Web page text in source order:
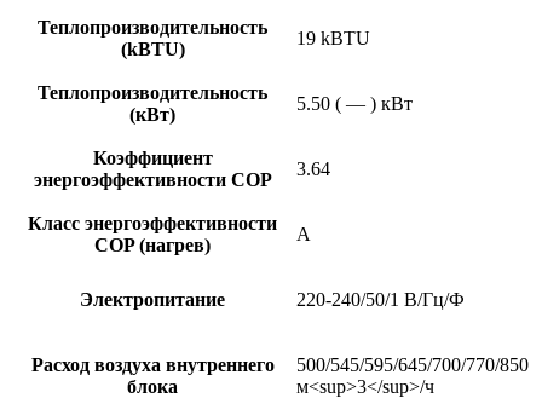
Теплопроизводительность
(kBTU)
19 kBTU
Теплопроизводительность
(кВт)
5.50 ( — ) кВт
Коэффициент
энергоэффективности COP
3.64
Класс энергоэффективности
COP (нагрев)
A
Электропитание 220-240/50/1 В/Гц/Ф
Расход воздуха внутреннего
блока
500/545/595/645/700/770/850
м<sup>3</sup>/ч